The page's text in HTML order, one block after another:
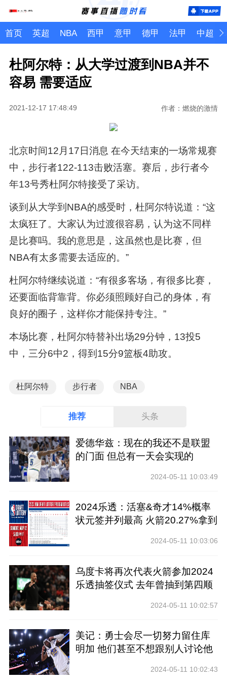
首页 英超 NBA 西甲 意甲 德甲 法甲 中超
杜阿尔特：从大学过渡到NBA并不
容易 需要适应
2021-12-17 17:48:49 作者：燃烧的激情
北京时间12月17日消息 在今天结束的一场常规赛
中，步行者122-113击败活塞。赛后，步行者今
年13号秀杜阿尔特接受了采访。
谈到从大学到NBA的感受时，杜阿尔特说道：“这
太疯狂了。大家认为过渡很容易，认为这不同样
是比赛吗。我的意思是，这虽然也是比赛，但
NBA有太多需要去适应的。”
杜阿尔特继续说道：“有很多客场，有很多比赛，
还要面临背靠背。你必须照顾好自己的身体，有
良好的圈子，这样你才能保持专注。”
本场比赛，杜阿尔特替补出场29分钟，13投5
中，三分6中2，得到15分9篮板4助攻。
杜阿尔特 步行者 NBA
推荐 头条
爱德华兹：现在的我还不是联盟
的门面 但总有一天会实现的
2024-05-11 10:03:49
2024乐透：活塞&奇才14%概率
状元签并列最高 火箭20.27%拿到
2024-05-11 10:03:06
乌度卡将再次代表火箭参加2024
乐透抽签仪式 去年曾抽到第四顺
2024-05-11 10:02:57
美记：勇士会尽一切努力留住库
明加 他们甚至不想跟别人讨论他
2024-05-11 10:02:43